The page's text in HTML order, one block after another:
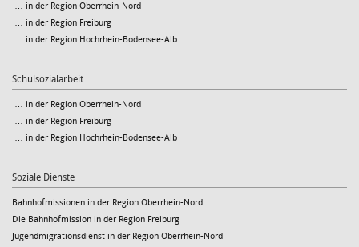
… in der Region Oberrhein-Nord
… in der Region Freiburg
… in der Region Hochrhein-Bodensee-Alb
Schulsozialarbeit
… in der Region Oberrhein-Nord
… in der Region Freiburg
… in der Region Hochrhein-Bodensee-Alb
Soziale Dienste
Bahnhofmissionen in der Region Oberrhein-Nord
Die Bahnhofmission in der Region Freiburg
Jugendmigrationsdienst in der Region Oberrhein-Nord